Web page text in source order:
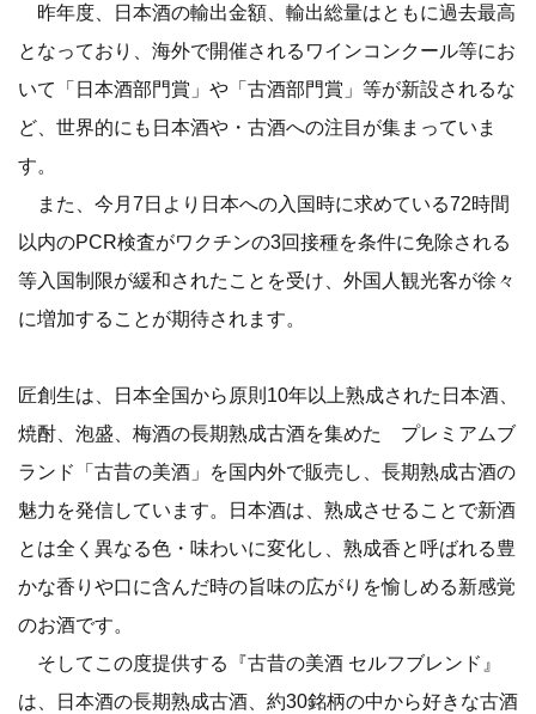
昨年度、日本酒の輸出金額、輸出総量はともに過去最高
となっており、海外で開催されるワインコンクール等にお
いて「日本酒部門賞」や「古酒部門賞」等が新設されるな
ど、世界的にも日本酒や・古酒への注目が集まっていま
す。
また、今月7日より日本への入国時に求めている72時間
以内のPCR検査がワクチンの3回接種を条件に免除される
等入国制限が緩和されたことを受け、外国人観光客が徐々
に増加することが期待されます。
匠創生は、日本全国から原則10年以上熟成された日本酒、
焼酎、泡盛、梅酒の長期熟成古酒を集めた プレミアムブ
ランド「古昔の美酒」を国内外で販売し、長期熟成古酒の
魅力を発信しています。日本酒は、熟成させることで新酒
とは全く異なる色・味わいに変化し、熟成香と呼ばれる豊
かな香りや口に含んだ時の旨味の広がりを愉しめる新感覚
のお酒です。
そしてこの度提供する『古昔の美酒 セルフブレンド』
は、日本酒の長期熟成古酒、約30銘柄の中から好きな古酒